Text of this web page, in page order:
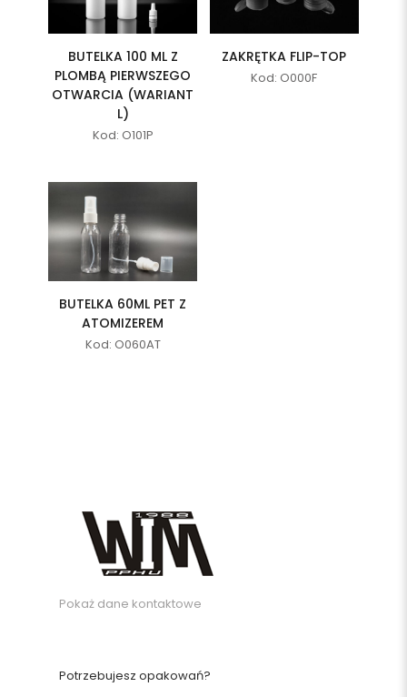
BUTELKA 100 ML Z
PLOMBĄ PIERWSZEGO
OTWARCIA (WARIANT
L)
Kod: O101P
ZAKRĘTKA FLIP-TOP
Kod: O000F
BUTELKA 60ML PET Z
ATOMIZEREM
Kod: O060AT
Pokaż dane kontaktowe
Potrzebujesz opakowań?